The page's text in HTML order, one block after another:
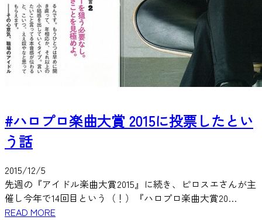
#ハロプロ楽曲大賞 2015に投票したとい
う話
2015/12/5
先週の『アイドル楽曲大賞2015』に続き、ピロスエさんが主
催し今年で14回目という（！）『ハロプロ楽曲大賞20…
READ MORE